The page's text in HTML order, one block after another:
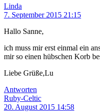
Linda
7. September 2015 21:15
Hallo Sanne,
ich muss mir erst einmal ein
mir so einen hübschen Korb
Liebe Grüße,Lu
Antworten
Ruby-Celtic
20. August 2015 14:58